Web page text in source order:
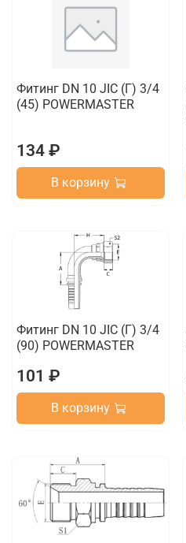
Фитинг DN 10 JIC (Г) 3/4
(45) POWERMASTER
134 ₽
В корзину
Фитинг DN 10 JIC (Г) 3/4
(90) POWERMASTER
101 ₽
В корзину